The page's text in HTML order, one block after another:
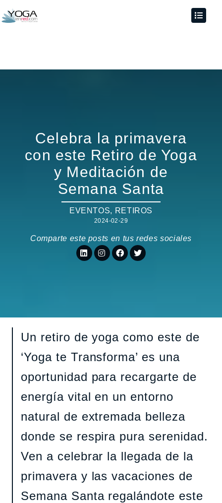
Celebra la primavera
con este Retiro de Yoga
y Meditación de
Semana Santa
EVENTOS, RETIROS
2024-02-29
Comparte este posts en tus redes sociales
Un retiro de yoga como este de
‘Yoga te Transforma’ es una
oportunidad para recargarte de
energía vital en un entorno
natural de extremada belleza
donde se respira pura serenidad.
Ven a celebrar la llegada de la
primavera y las vacaciones de
Semana Santa regalándote este